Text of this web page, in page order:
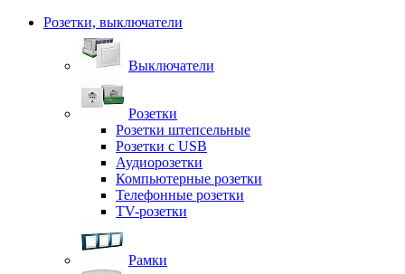
Розетки, выключатели
Выключатели
Розетки
Розетки штепсельные
Розетки с USB
Аудиорозетки
Компьютерные розетки
Телефонные розетки
TV-розетки
Рамки